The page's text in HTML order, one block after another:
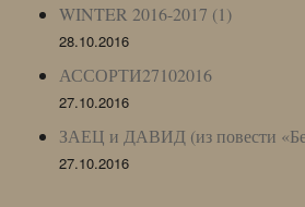
WINTER 2016-2017 (1)
28.10.2016
АССОРТИ27102016
27.10.2016
ЗАЕЦ и ДАВИД (из повести
27.10.2016